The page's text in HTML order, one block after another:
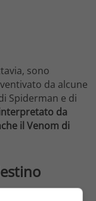
sono
da alcune
Spiderman e di
da
il Venom di